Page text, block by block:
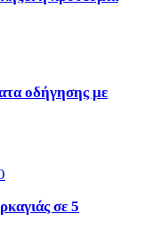
οδήγησης με
σε 5